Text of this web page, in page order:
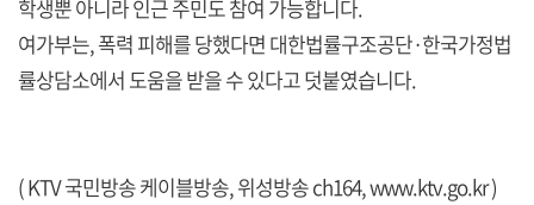
학생뿐 아니라 인근 주민도 참여 가능합니다.
여가부는, 폭력 피해를 당했다면 대한법률구조공단·한국가정법
률상담소에서 도움을 받을 수 있다고 덧붙였습니다.
( KTV 국민방송 케이블방송, 위성방송 ch164,www.ktv.go.kr)